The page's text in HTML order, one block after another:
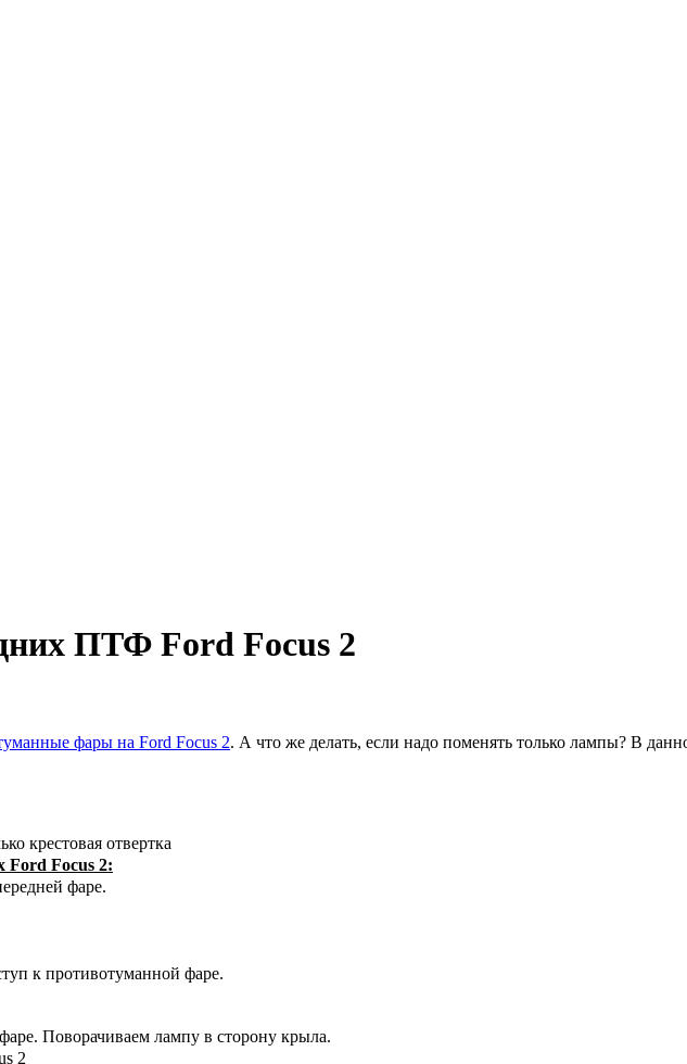
ПТФ Ford Focus 2
фары на Ford Focus 2. А что же делать, если надо поменять только лампы? В
крестовая отвертка
Ford Focus 2:
фаре.
к противотуманной фаре.
Поворачиваем лампу в сторону крыла.